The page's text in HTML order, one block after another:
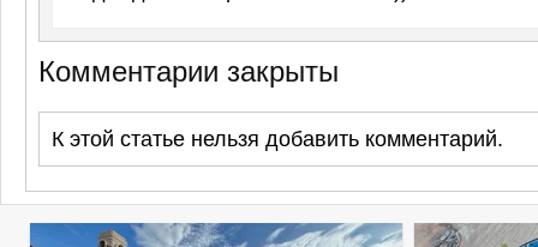
Комментарии закрыты
К этой статье нельзя добавить комментарий.